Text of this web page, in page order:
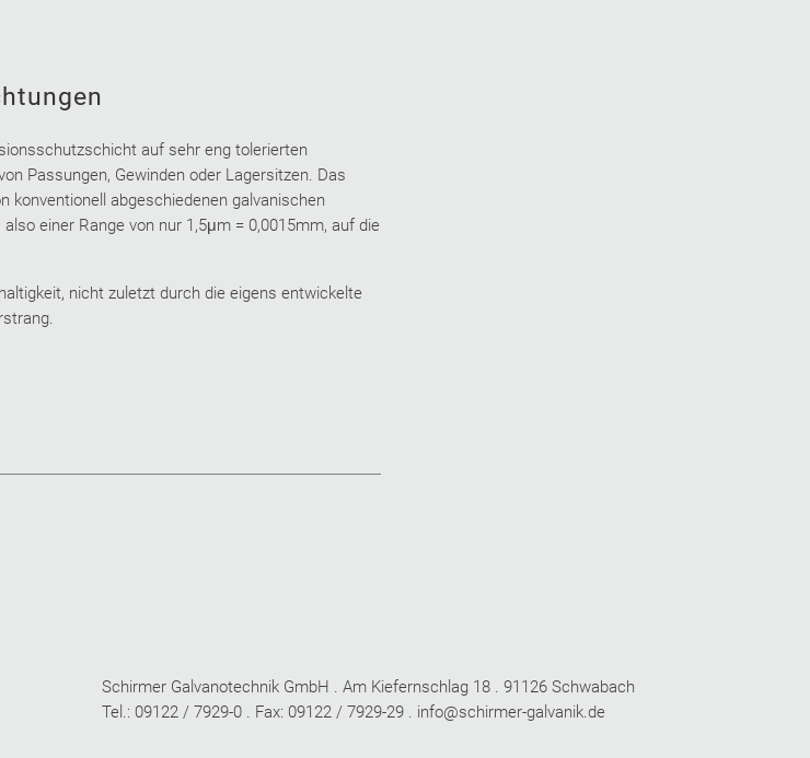
auf sehr eng tolerierten
Passungen, Gewinden oder Lagersitzen. Das
konventionell abgeschiedenen galvanischen
einer Range von nur 1,5μm = 0,0015mm, auf die
nicht zuletzt durch die eigens entwickelte
Schirmer Galvanotechnik GmbH . Am Kiefernschlag 18 . 91126 Schwabach
Tel.: 09122 / 7929-0 . Fax: 09122 / 7929-29 . info@schirmer-galvanik.de